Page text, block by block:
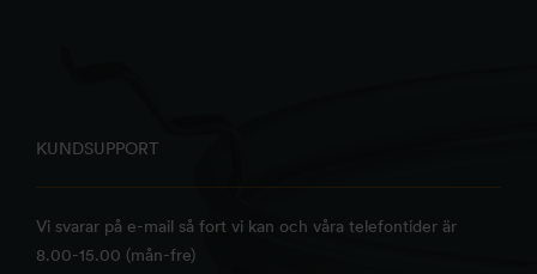
KUNDSUPPORT
Vi svarar på e-mail så fort vi kan och våra telefontider är
8.00-15.00 (mån-fre)